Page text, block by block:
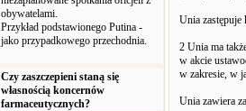
obywatelami.
Przykład podstawionego Putina -
jako przypadkowego przechodnia.
Czy zaszczepieni staną się
własnością koncernów
farmaceutycznych?
Unia zastępuje
2 Unia ma
w akcie
w zakresie, w
Unia zawiera